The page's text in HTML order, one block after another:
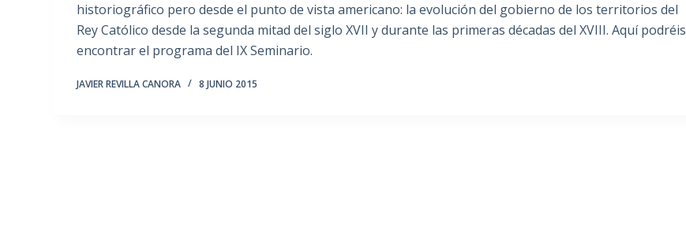
historiográfico pero desde el punto de vista americano: la evolución del gobierno de los territorios del
Rey Católico desde la segunda mitad del siglo XVII y durante las primeras décadas del XVIII. Aquí podréis
encontrar el programa del IX Seminario.
JAVIER REVILLA CANORA 8 JUNIO 2015